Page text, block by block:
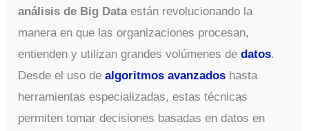
análisis de Big Dataestán revolucionando la
manera en que las organizaciones procesan,
entienden y utilizan grandes volúmenes dedatos.
Desde el uso dealgoritmos avanzados hasta
herramientas especializadas, estas técnicas
permiten tomar decisiones basadas en datos en